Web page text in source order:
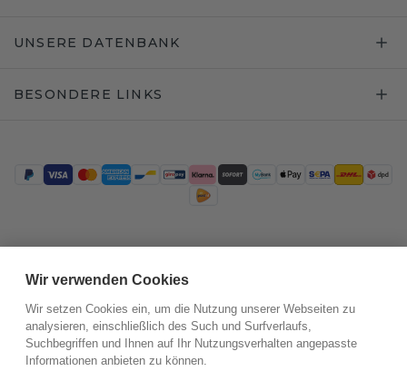
UNSERE DATENBANK
BESONDERE LINKS
Wir verwenden Cookies
Wir setzen Cookies ein, um die Nutzung unserer Webseiten zu
analysieren, einschließlich des Such und Surfverlaufs,
Suchbegriffen und Ihnen auf Ihr Nutzungsverhalten angepasste
Informationen anbieten zu können.